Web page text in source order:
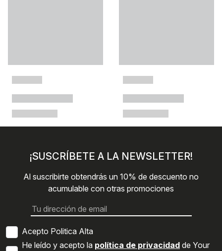
¡SUSCRÍBETE A LA NEWSLETTER!
Al suscribirte obtendrás un 10% de descuento no
acumulable con otras promociones
Acepto Politica Alta
He leído y acepto la política de privacidad de Your